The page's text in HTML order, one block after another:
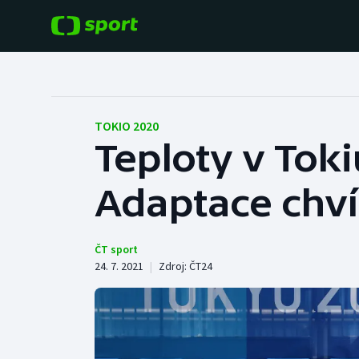
Hokej
Tenis
Cyklistika
Baseball a softbal
Basketbal
Boby a skeleton
Box
TOKIO 2020
Teploty v
Adaptace
ČT sport
24. 7. 2021 | Zdroj: ČT24